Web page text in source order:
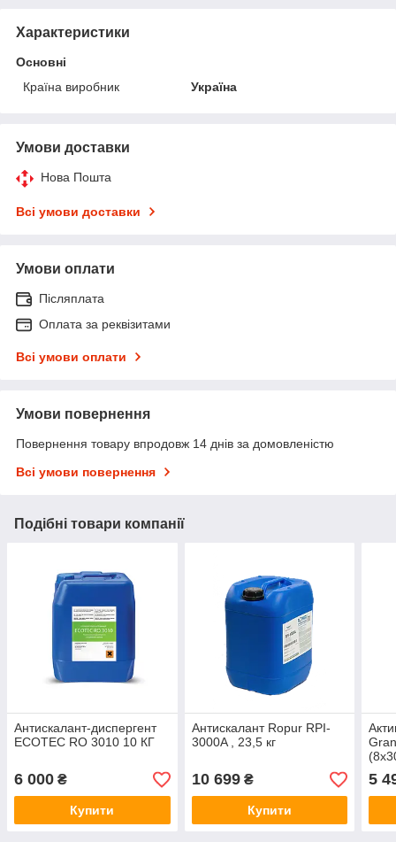
Характеристики
Основні
Країна виробник
Україна
Умови доставки
Нова Пошта
Всі умови доставки
Умови оплати
Післяплата
Оплата за реквізитами
Всі умови оплати
Умови повернення
Повернення товару впродовж 14 днів за домовленістю
Всі умови повернення
Подібні товари компанії
Антискалант-диспергент
ECOTEC RO 3010 10 КГ
6 000 ₴
Купити
Антискалант Ropur RPI-
3000A , 23,5 кг
10 699₴
Купити
5